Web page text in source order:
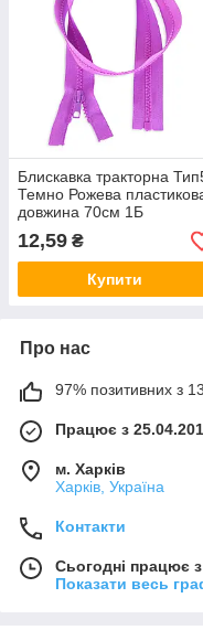
Блискавка тракторна
Темно Рожева
довжина 70см 1Б
12,59 ₴
Купити
Про нас
97% позитивних з
Працює з
м. Харків
Харків, Україна
Контакти
Сьогодні працює
Показати весь